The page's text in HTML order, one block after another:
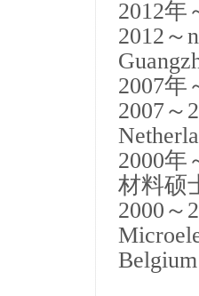
2012年
2012 ～
2007年
2007～
2000年
材料硕
2000 ～
Belgium